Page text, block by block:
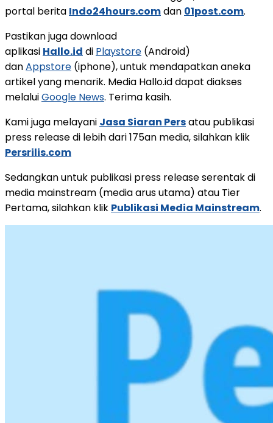
portal berita Indo24hours.comdan 01post.com.
Pastikan juga download
aplikasi Hallo.id di Playstore (Android)
danAppstore (iphone), untuk mendapatkan aneka
artikel yang menarik. Media Hallo.id dapat diakses
melaluiGoogle News. Terima kasih.
Kami juga melayani Jasa Siaran Persatau publikasi
press release di lebih dari 175an media, silahkan klik
Persrilis.com
Sedangkan untuk publikasi press release serentak di
media mainstream (media arus utama) atau Tier
Pertama, silahkan klik Publikasi Media Mainstream.